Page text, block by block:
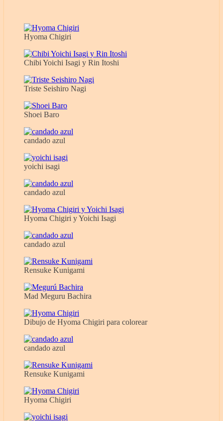
Hyoma Chigiri
Chibi Yoichi Isagi y Rin Itoshi
Triste Seishiro Nagi
Shoei Baro
candado azul
yoichi isagi
candado azul
Hyoma Chigiri y Yoichi Isagi
candado azul
Rensuke Kunigami
Mad Meguru Bachira
Dibujo de Hyoma Chigiri para colorear
candado azul
Rensuke Kunigami
Hyoma Chigiri